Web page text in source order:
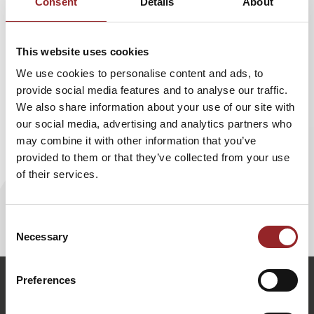
This website uses cookies
We use cookies to personalise content and ads, to
provide social media features and to analyse our traffic.
We also share information about your use of our site with
our social media, advertising and analytics partners who
may combine it with other information that you’ve
provided to them or that they’ve collected from your use
of their services.
Selection
Necessary
Preferences
Lebensweise in Schieflage geraten sind, dann sendet der
menschliche Körper klare Signale. Er bringt seinem
rechtzeitig auf diese Signale zu hören, sie richtig zu lesen
und Übergewicht und Diabetes entgegenzuwirken.
Begleiten Sie Gesundheitsexperte Boris Schwarz auf einer
spannenden Reise durch Ihren Körper und erfahren Sie, wie
Sie mit bewusst guter Ernährung nicht nur die
Verbrennung von Fett dauerhaft anfeuern und was
Kohlenhydrate im Körper bewirken, sondern noch vitaler
und leistungsfähiger werden. Ein in den Bann ziehender
„Körperverletzung mit Todesfolge“ für immer austreten